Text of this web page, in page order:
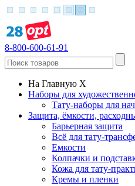
8-800-600-61-91
На Главную X
Наборы для
Тату-наборы для
Защита, ёмкости,
Барьерная защита
Всё для тату-
Емкости
Колпачки и
Кожа для тату-
Кремы и пленки